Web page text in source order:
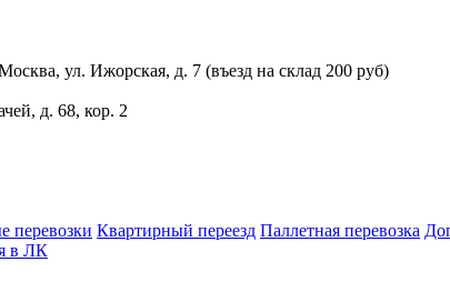
ул. Ижорская, д. 7 (въезд на склад 200 руб)
д. 68, кор. 2
перевозки Квартирный переезд Паллетная перевозка
в ЛК